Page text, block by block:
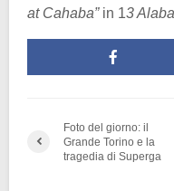
at Cahaba”in 13
Foto del giorno: il
Grande Torino e la
tragedia di Superga